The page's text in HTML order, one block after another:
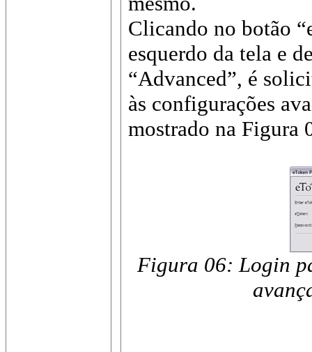
Clicando no botão
esquerdo da tela e
“Advanced”, é
às configurações
mostrado na Figura
Figura 06: Login